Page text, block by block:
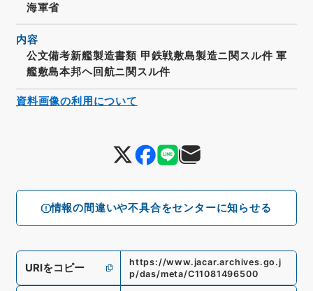
情報の間違いや不具合をセンターに知らせる
海軍省
内容
公文備考新艦製造書類 甲鉄戦敷島製造ニ関スル件 軍
艦敷島本邦ヘ回航ニ関スル件
URIをコピー
https://www.jacar.archives.go.j
p/das/meta/C11081496500
資料画像の利用について